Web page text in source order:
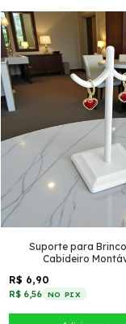
Suporte para
Cabideiro
R$ 6,90
R$ 6,56 NO PIX